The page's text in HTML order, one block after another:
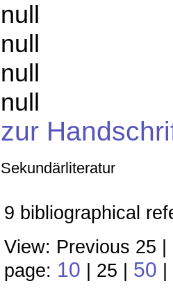
null
null
null
null
zur
Sekundärliteratur
9 bibliographical
View: Previous 25
page: 10 | 25 | 50 |